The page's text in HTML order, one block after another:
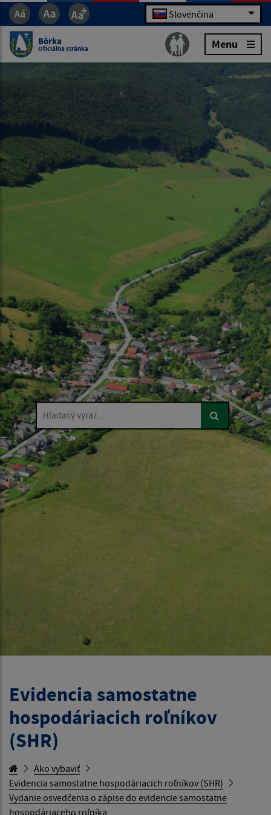
Slovenčina
Bôrka
Oficiálna stránka Menu
Hľadaný výraz...
Evidencia samostatne
hospodáriacich roľníkov
(SHR)
Ako vybaviť
Evidencia samostatne hospodáriacich roľníkov (SHR)
Vydanie osvedčenia o zápise do evidencie samostatne
hospodáriaceho roľníka